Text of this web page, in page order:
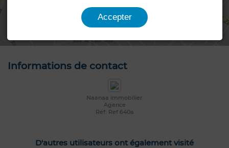
Voir la carte
Informations de contact
Naanaa immobilier
Agence
Réf: Ref 640a
D'autres utilisateurs ont également visité
Accepter